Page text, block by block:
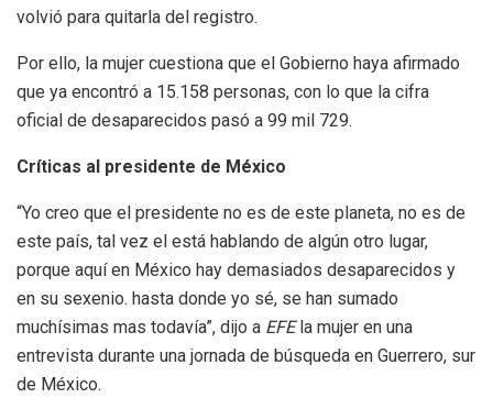
volvió para quitarla del registro.
Por ello, la mujer cuestiona que el Gobierno haya afirmado
que ya encontró a 15.158 personas, con lo que la cifra
oficial de desaparecidos pasó a 99 mil 729.
Críticas al presidente de México
“Yo creo que el presidente no es de este planeta, no es de
este país, tal vez el está hablando de algún otro lugar,
porque aquí en México hay demasiados desaparecidos y
en su sexenio. hasta donde yo sé, se han sumado
muchísimas mas todavía”, dijo a EFEla mujer en una
entrevista durante una jornada de búsqueda en Guerrero, sur
de México.